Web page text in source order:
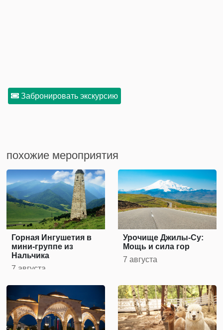
Забронировать экскурсию
похожие мероприятия
Горная Ингушетия в
мини-группе из
Нальчика
7 августа
Урочище Джилы-Су:
Мощь и сила гор
7 августа